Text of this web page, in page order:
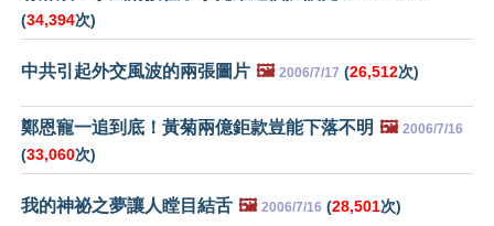
(34,394次)
中共引起外交風波的兩張圖片 🖼️ 2006/7/17 (26,512次)
鄭恩寵一追到底！黃菊兩億鉅款豈能下落不明 🖼️ 2006/7/16
(33,060次)
我的神祕之夢讓人瞠目結舌 🖼️ 2006/7/16 (28,501次)